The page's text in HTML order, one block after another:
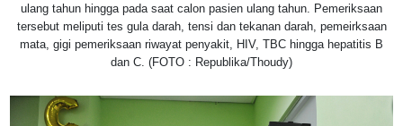
ulang tahun hingga pada saat calon pasien ulang tahun. Pemeriksaan
tersebut meliputi tes gula darah, tensi dan tekanan darah, pemeirksaan
mata, gigi pemeriksaan riwayat penyakit, HIV, TBC hingga hepatitis B
dan C. (FOTO : Republika/Thoudy)